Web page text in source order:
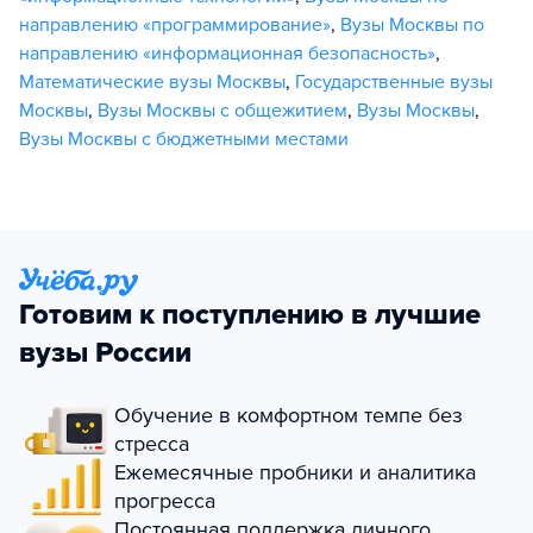
направлению «программирование», Вузы Москвы по
направлению «информационная безопасность»,
Математические вузы Москвы, Государственные вузы
Москвы, Вузы Москвы с общежитием, Вузы Москвы,
Вузы Москвы с бюджетными местами
Готовим к поступлению в лучшие
вузы России
Обучение в комфортном темпе без
стресса
Ежемесячные пробники и аналитика
прогресса